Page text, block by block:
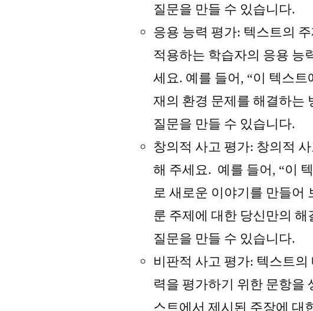
질문을 만들 수 있습니다.
응용 능력 평가: 텍스트의
적용하는 학습자의 응용 능
세요. 예를 들어, “이 텍스
재의 환경 문제를 해결하는
질문을 만들 수 있습니다.
창의적 사고 평가: 창의적
해 주세요. 예를 들어, “이
로 새로운 이야기를 만들어
룬 주제에 대한 당신만의
질문을 만들 수 있습니다.
비판적 사고 평가: 텍스트
력을 평가하기 위한 문항을
스트에서 제시된 주장에 대